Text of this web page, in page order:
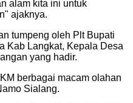
alam kita ini untuk
ajaknya.
tumpeng oleh Plt Bupati
Kab Langkat, Kepala Desa
yang hadir.
berbagai macam olahan
Sialang.